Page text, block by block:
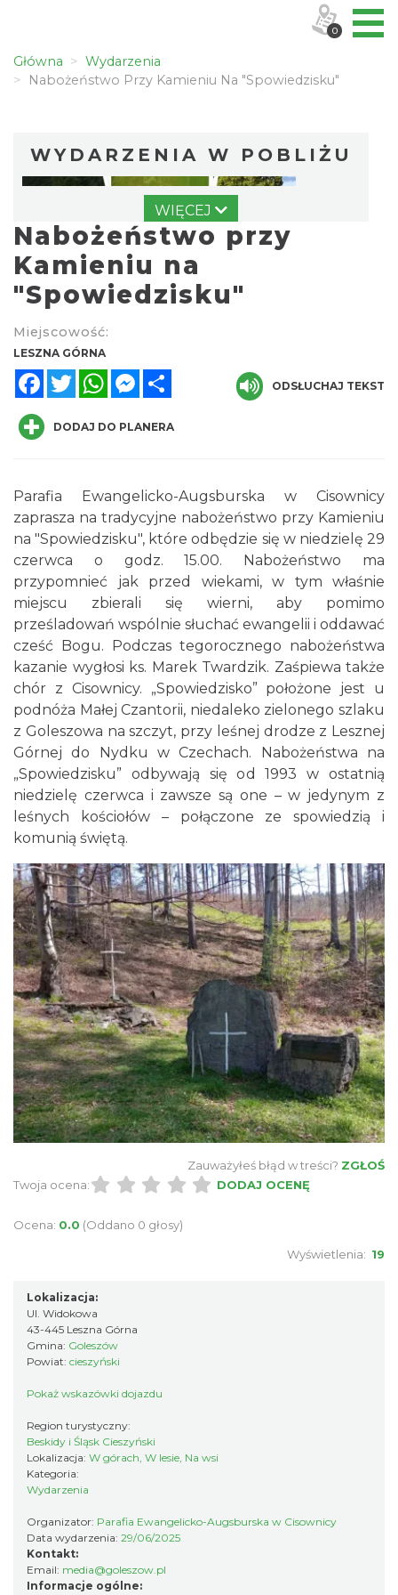
Główna
Wydarzenia
Nabożeństwo Przy Kamieniu Na "Spowiedzisku"
WYDARZENIA W POBLIŻU
Mołczynie
Dzięgielów
3.86 km
Wakacyjna Potańcówka na Czantorii
Ustroń
2026-08-15
4.36 km
Memoriał im. Jana Śliwki
2026-08-22
4.57 km
Cross Bike Dzięgielów 2026
Dzięgielów
2026-09-05
5.01 km
2026-08-08
6.01 km
Akcja Przewodnik Czeka
6.64 km
IX Festiwal Sera na Skolnitym
Wisła
WIĘCEJ
Nabożeństwo przy
Kamieniu na
"Spowiedzisku"
Miejscowość:
LESZNA GÓRNA
FacebookTwitterWhatsAppMessenger
ODSŁUCHAJ TEKST
DODAJ DO PLANERA
Parafia Ewangelicko-Augsburska w Cisownicy
zaprasza na tradycyjne nabożeństwo przy Kamieniu
na "Spowiedzisku", które odbędzie się w niedzielę 29
czerwca o godz. 15.00. Nabożeństwo ma
przypomnieć jak przed wiekami, w tym właśnie
miejscu zbierali się wierni, aby pomimo
prześladowań wspólnie słuchać ewangelii i oddawać
cześć Bogu. Podczas tegorocznego nabożeństwa
kazanie wygłosi ks. Marek Twardzik. Zaśpiewa także
chór z Cisownicy. „Spowiedzisko” położone jest u
podnóża Małej Czantorii, niedaleko zielonego szlaku
z Goleszowa na szczyt, przy leśnej drodze z Lesznej
Górnej do Nydku w Czechach. Nabożeństwa na
„Spowiedzisku” odbywają się od 1993 w ostatnią
niedzielę czerwca i zawsze są one – w jedynym z
leśnych kościołów – połączone ze spowiedzią i
komunią świętą.
Zauważyłeś błąd w treści? ZGŁOŚ
Twoja ocena:
DODAJ OCENĘ
Ocena: 0.0 (Oddano 0 głosy)
Wyświetlenia: 19
Lokalizacja:
Ul. Widokowa
43-445 Leszna Górna
Gmina: Goleszów
Powiat: cieszyński
Pokaż wskazówki dojazdu
Region turystyczny:
Beskidy i Śląsk Cieszyński
Lokalizacja: W górach, W lesie, Na wsi
Kategoria:
Wydarzenia
Organizator: Parafia Ewangelicko-Augsburska w Cisownicy
Data wydarzenia: 29/06/2025
Kontakt:
Email: media@goleszow.pl
Informacje ogólne:
0